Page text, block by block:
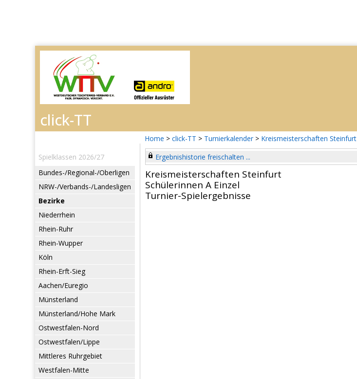
Home > click-TT > Turnierkalender > Kreismeisterschaften Steinfurt
Spielklassen 2026/27
Bundes-/Regional-/Oberligen
NRW-/Verbands-/Landesligen
Bezirke
Niederrhein
Rhein-Ruhr
Rhein-Wupper
Köln
Rhein-Erft-Sieg
Aachen/Euregio
Münsterland
Münsterland/Hohe Mark
Ostwestfalen-Nord
Ostwestfalen/Lippe
Mittleres Ruhrgebiet
Westfalen-Mitte
Ergebnishistorie freischalten ...
Kreismeisterschaften Steinfurt
Schülerinnen A Einzel
Turnier-Spielergebnisse